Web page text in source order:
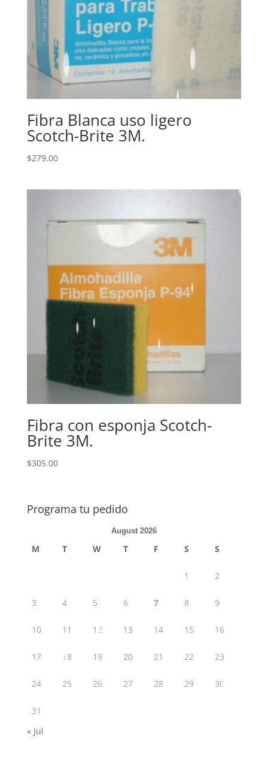
Fibra Blanca uso ligero
Scotch-Brite 3M.
$279.00
Fibra con esponja Scotch-
Brite 3M.
$305.00
Programa tu pedido
August 2026
M T W T F S S
1 2
3 4 5 6 7 8 9
10 11 12 13 14 15 16
17 18 19 20 21 22 23
24 25 26 27 28 29 30
31
« Jul